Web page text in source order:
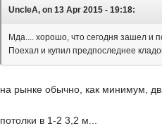
UncleA, on 13 Apr 2015 - 19:18:
Мда.... хорошо, что сегодня зашел и
Поехал и купил предпоследнее
на рынке обычно, как минимум,
потолки в 1-2 3,2 м...